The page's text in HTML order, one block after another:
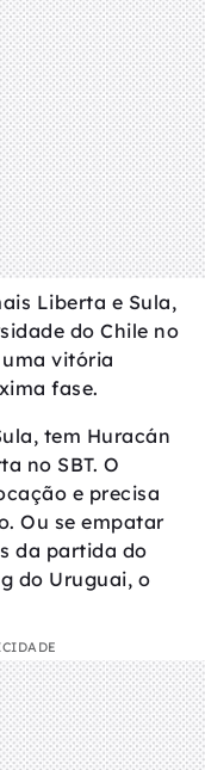
Liberta e Sula,
do Chile no
vitória
fase.
tem Huracán
no SBT. O
e precisa
Ou se empatar
da partida do
do Uruguai, o